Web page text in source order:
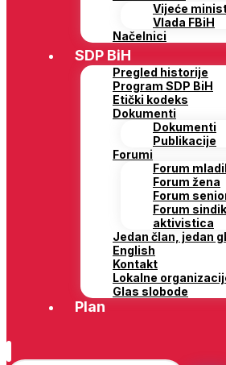
Vijeće
Vlada FBiH
Načelnici
SDP BiH
Pregled historije
Program SDP BiH
Etički kodeks
Dokumenti
Dokumenti
Publikacije
Forumi
Forum
Forum žena
Forum
Forum
aktivistica
Jedan član, jedan
English
Kontakt
Lokalne
Glas slobode
Plan